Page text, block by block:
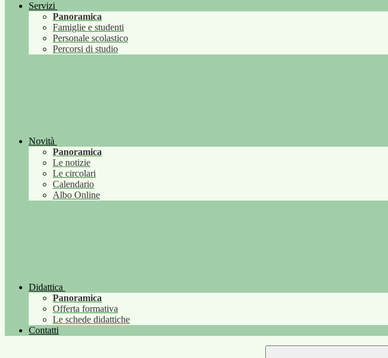
Servizi
Panoramica
Famiglie e studenti
Personale scolastico
Percorsi di studio
Novità
Panoramica
Le notizie
Le circolari
Calendario
Albo Online
Didattica
Panoramica
Offerta formativa
Le schede didattiche
Contatti